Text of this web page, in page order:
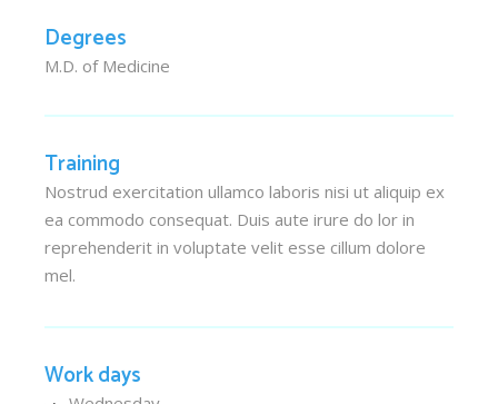
Degrees
M.D. of Medicine
Training
Nostrud exercitation ullamco laboris nisi ut aliquip ex
ea commodo consequat. Duis aute irure do lor in
reprehenderit in voluptate velit esse cillum dolore
mel.
Work days